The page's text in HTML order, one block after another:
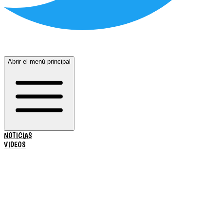
Abrir el menú principal
NOTICIAS
VIDEOS